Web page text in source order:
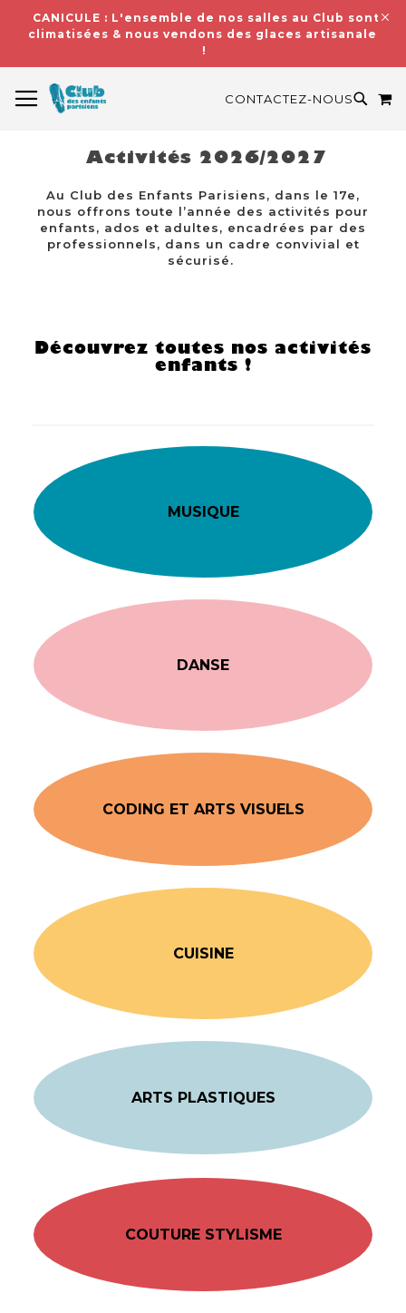
CANICULE : L'ensemble de nos salles au Club sont
climatisées & nous vendons des glaces artisanales
!
CONTACTEZ-NOUS
Activités 2026/2027
Au Club des Enfants Parisiens, dans le 17e,
nous offrons toute l’année des activités pour
enfants, ados et adultes, encadrées par des
professionnels, dans un cadre convivial et
sécurisé.
Découvrez toutes nos activités
enfants !
MUSIQUE
DANSE
CODING ET ARTS VISUELS
CUISINE
ARTS PLASTIQUES
COUTURE STYLISME